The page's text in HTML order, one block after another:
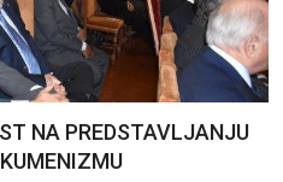
NA PREDSTAVLJANJU